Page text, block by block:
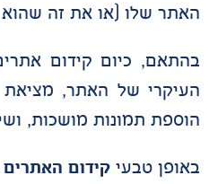
האתר שלו (או את זה
בהתאם, כיום קידום
העיקרי של האתר, מציאת
הוספת תמונות מושכות,
באופן טבעיקידום